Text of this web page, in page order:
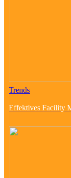
Trends
Effektives Facility